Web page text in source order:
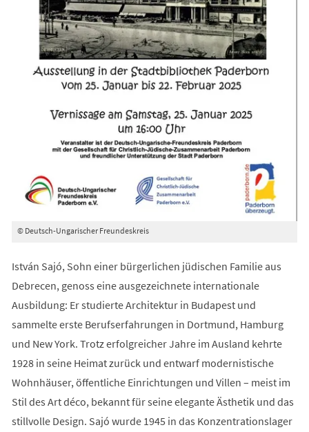
© Deutsch-Ungarischer Freundeskreis
István Sajó, Sohn einer bürgerlichen jüdischen Familie aus
Debrecen, genoss eine ausgezeichnete internationale
Ausbildung: Er studierte Architektur in Budapest und
sammelte erste Berufserfahrungen in Dortmund, Hamburg
und New York. Trotz erfolgreicher Jahre im Ausland kehrte
1928 in seine Heimat zurück und entwarf modernistische
Wohnhäuser, öffentliche Einrichtungen und Villen – meist im
Stil des Art déco, bekannt für seine elegante Ästhetik und das
stillvolle Design. Sajó wurde 1945 in das Konzentrationslager